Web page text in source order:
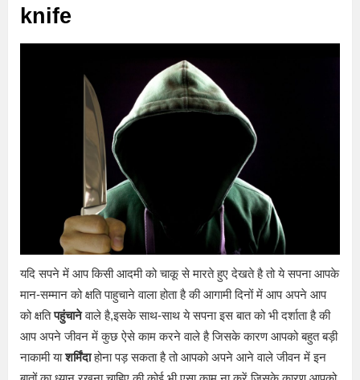
knife
यदि सपने में आप किसी आदमी को चाकू से मारते हुए देखते है तो ये सपना आपके
मान-सम्मान को क्षति पाहुचाने वाला होता है की आगामी दिनों में आप अपने आप
को क्षतिपहुंचानेवाले है,इसके साथ-साथ ये सपना इस बात को भी दर्शाता है की
आप अपने जीवन में कुछ ऐसे काम करने वाले है जिसके कारण आपको बहुत बड़ी
नाकामी याशर्मिंदाहोना पड़ सकता है तो आपको अपने आने वाले जीवन में इन